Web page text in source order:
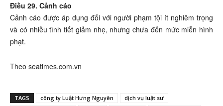
Điều 29. Cảnh cáo
Cảnh cáo được áp dụng đối với người phạm tội ít nghiêm trọng
và có nhiều tình tiết giảm nhẹ, nhưng chưa đến mức miễn hình
phạt.
Theo seatimes.com.vn
TAGS công ty Luật Hưng Nguyên
dịch vụ luật sư